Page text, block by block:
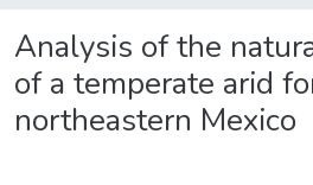
Analysis of the
of a temperate arid
northeastern Mexico